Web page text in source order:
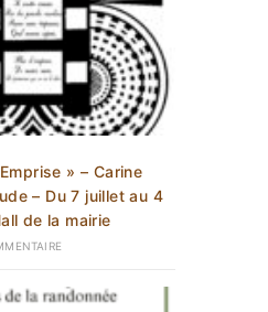
» – Carine
– Du 7 juillet au 4
de la mairie